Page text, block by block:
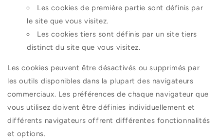
Les cookies de première partie sont définis par
le site que vous visitez.
Les cookies tiers sont définis par un site tiers
distinct du site que vous visitez.
Les cookies peuvent être désactivés ou supprimés par
les outils disponibles dans la plupart des navigateurs
commerciaux. Les préférences de chaque navigateur que
vous utilisez doivent être définies individuellement et
différents navigateurs offrent différentes fonctionnalités
et options.